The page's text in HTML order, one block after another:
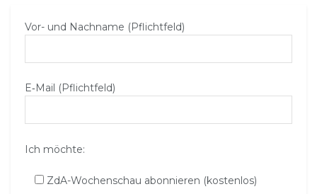
Vor- und Nachname (Pflichtfeld)
E‑Mail (Pflichtfeld)
Ich möchte:
ZdA-Wochenschau abonnieren (kostenlos)